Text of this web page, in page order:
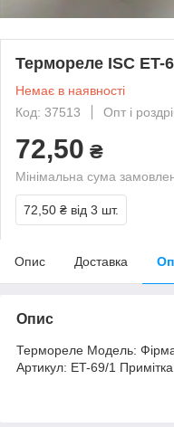
Термореле ISC ET-
Немає в наявності
Код: 37513
Опт і
72,50 ₴
Мінімальна сума
72,50 ₴ від 3 шт.
Опис Доставка
Опис
Термореле Модель:
Артикул: ET-69/1